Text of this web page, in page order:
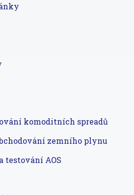
komoditních spreadů
zemního plynu
testování AOS